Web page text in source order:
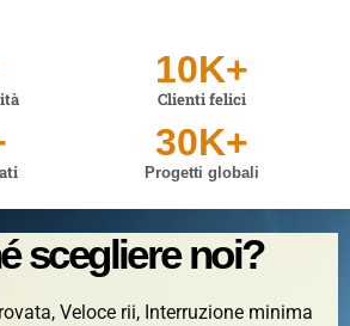
Clienti felici
10K+
Progetti globali
30K+
scegliere noi?
Veloce rii, Interruzione minima